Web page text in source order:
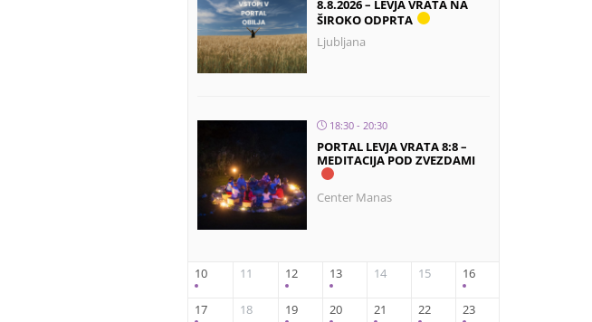
8.8.2026 – LEVJA VRATA NA
ŠIROKO ODPRTA
Ljubljana
18:30 - 20:30
PORTAL LEVJA VRATA 8:8 –
MEDITACIJA POD ZVEZDAMI
Center Manas
10 11 12 13 14 15 16
17 18 19 20 21 22 23